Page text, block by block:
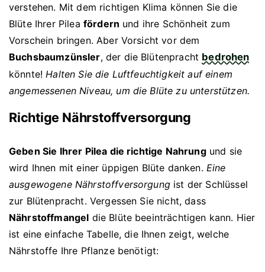
verstehen. Mit dem richtigen Klima können Sie die
Blüte Ihrer Pilea fördern und ihre Schönheit zum
Vorschein bringen. Aber Vorsicht vor dem
Buchsbaumzünsler, der die Blütenpracht bedrohen
könnte! Halten Sie die Luftfeuchtigkeit auf einem
angemessenen Niveau, um die Blüte zu unterstützen.
Richtige Nährstoffversorgung
Geben Sie Ihrer Pilea die richtige Nahrungund sie
wird Ihnen mit einer üppigen Blüte danken. Eine
ausgewogene Nährstoffversorgungist der Schlüssel
zur Blütenpracht. Vergessen Sie nicht, dass
Nährstoffmangel die Blüte beeinträchtigen kann. Hier
ist eine einfache Tabelle, die Ihnen zeigt, welche
Nährstoffe Ihre Pflanze benötigt: